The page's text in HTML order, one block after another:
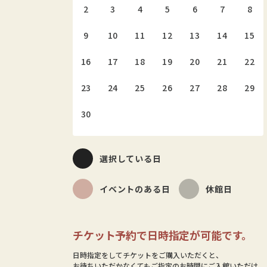
2 3 4 5 6 7 8
9 10 11 12 13 14 15
16 17 18 19 20 21 22
23 24 25 26 27 28 29
30
選択している日
イベントのある日 休館日
チケット予約で日時指定が可能です。
日時指定をしてチケットをご購入いただくと、